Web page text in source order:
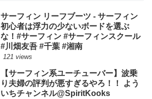
サーフィン リーフブーツ - サーフィン
初心者は浮力の少ないボードを選ぶ
な！#サーフィン #サーフィンスクール
#川畑友吾 #千葉 #湘南
121 views
【サーフィン系ユーチューバー】波乗
り夫婦の評判が悪すぎるやろ！！ よう
いちチャンネル@SpiritKooks